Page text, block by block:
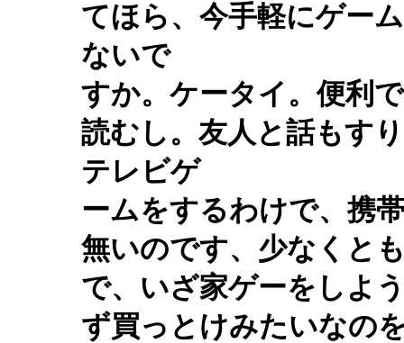
てほら、今手軽にゲー
ないで
すか。ケータイ。便利
読むし。友人と話もす
テレビゲ
ームをするわけで、携
無いのです、少なくと
で、いざ家ゲーをしよ
ず買っとけみたいなの